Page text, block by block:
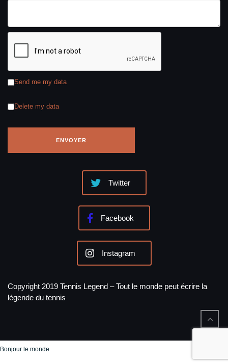
Send me my data
Delete my data
Twitter
Facebook
Instagram
Copyright 2019 Tennis Legend – Tout le monde peut écrire la
légende du tennis
Bonjour le monde